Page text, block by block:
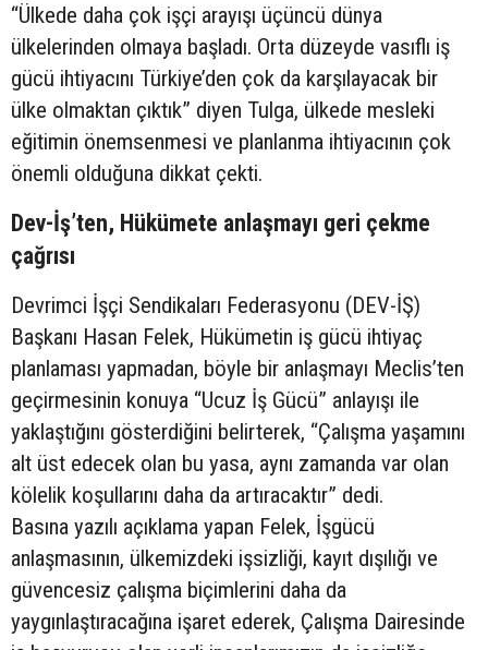
“Ülkede daha çok işçi arayışı üçüncü dünya
ülkelerinden olmaya başladı. Orta düzeyde vasıflı iş
gücü ihtiyacını Türkiye’den çok da karşılayacak bir
ülke olmaktan çıktık” diyen Tulga, ülkede mesleki
eğitimin önemsenmesi ve planlanma ihtiyacının çok
önemli olduğuna dikkat çekti.
Dev-İş’ten, Hükümete anlaşmayı geri çekme
çağrısı
Devrimci İşçi Sendikaları Federasyonu (DEV-İŞ)
Başkanı Hasan Felek, Hükümetin iş gücü ihtiyaç
planlaması yapmadan, böyle bir anlaşmayı Meclis’ten
geçirmesinin konuya “Ucuz İş Gücü” anlayışı ile
yaklaştığını gösterdiğini belirterek, “Çalışma yaşamını
alt üst edecek olan bu yasa, aynı zamanda var olan
kölelik koşullarını daha da artıracaktır” dedi.
Basına yazılı açıklama yapan Felek, İşgücü
anlaşmasının, ülkemizdeki işsizliği, kayıt dışılığı ve
güvencesiz çalışma biçimlerini daha da
yaygınlaştıracağına işaret ederek, Çalışma Dairesinde